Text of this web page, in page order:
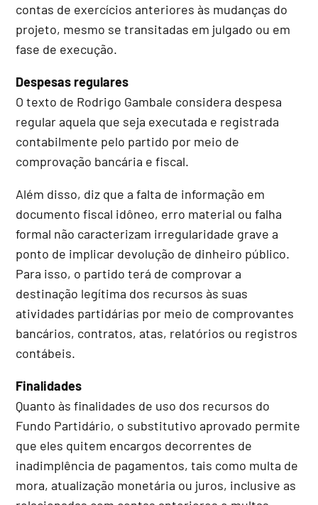
contas de exercícios anteriores às mudanças do
projeto, mesmo se transitadas em julgado ou em
fase de execução.
Despesas regulares
O texto de Rodrigo Gambale considera despesa
regular aquela que seja executada e registrada
contabilmente pelo partido por meio de
comprovação bancária e fiscal.
Além disso, diz que a falta de informação em
documento fiscal idôneo, erro material ou falha
formal não caracterizam irregularidade grave a
ponto de implicar devolução de dinheiro público.
Para isso, o partido terá de comprovar a
destinação legítima dos recursos às suas
atividades partidárias por meio de comprovantes
bancários, contratos, atas, relatórios ou registros
contábeis.
Finalidades
Quanto às finalidades de uso dos recursos do
Fundo Partidário, o substitutivo aprovado permite
que eles quitem encargos decorrentes de
inadimplência de pagamentos, tais como multa de
mora, atualização monetária ou juros, inclusive as